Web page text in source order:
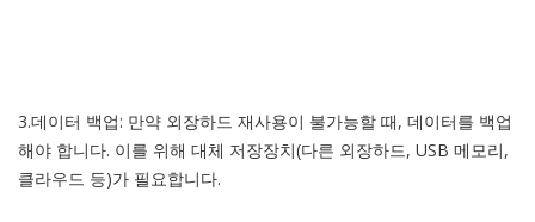
3.데이터 백업: 만약 외장하드 재사용이 불가능할 때, 데이터를 백업
해야 합니다. 이를 위해 대체 저장장치(다른 외장하드, USB 메모리,
클라우드 등)가 필요합니다.